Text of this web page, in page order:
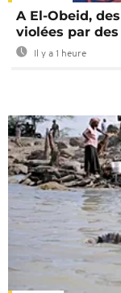
A El-Obeid,
violées par
Il y a 1 heure